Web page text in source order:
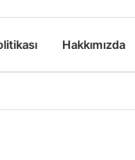
Hakkımızda